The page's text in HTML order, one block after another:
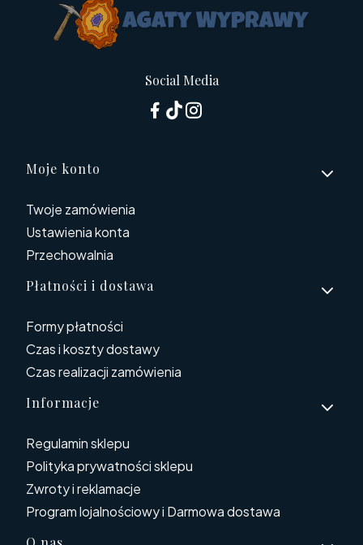
Social Media
Linki w stopce
Moje konto
Twoje zamówienia
Ustawienia konta
Przechowalnia
Płatności i dostawa
Formy płatności
Czas i koszty dostawy
Czas realizacji zamówienia
Informacje
Regulamin sklepu
Polityka prywatności sklepu
Zwroty i reklamacje
Program lojalnościowy i Darmowa dostawa